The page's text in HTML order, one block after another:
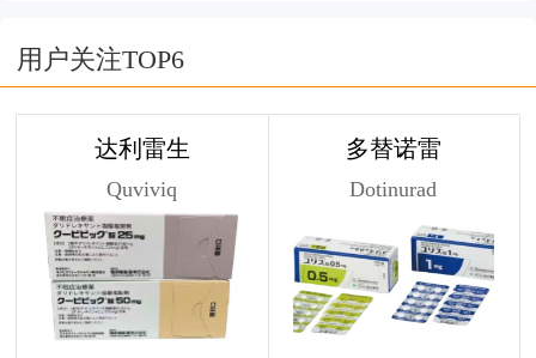
用户关注TOP6
达利雷生
Quviviq
多替诺雷
Dotinurad